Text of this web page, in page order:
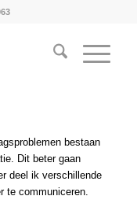
bestaan
Dit beter gaan
deel ik verschillende
te communiceren.